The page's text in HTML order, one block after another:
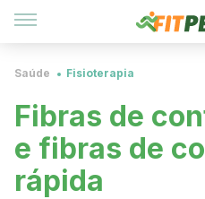
Saúde Fisioterapia
Fibras de
e fibras de
rápida